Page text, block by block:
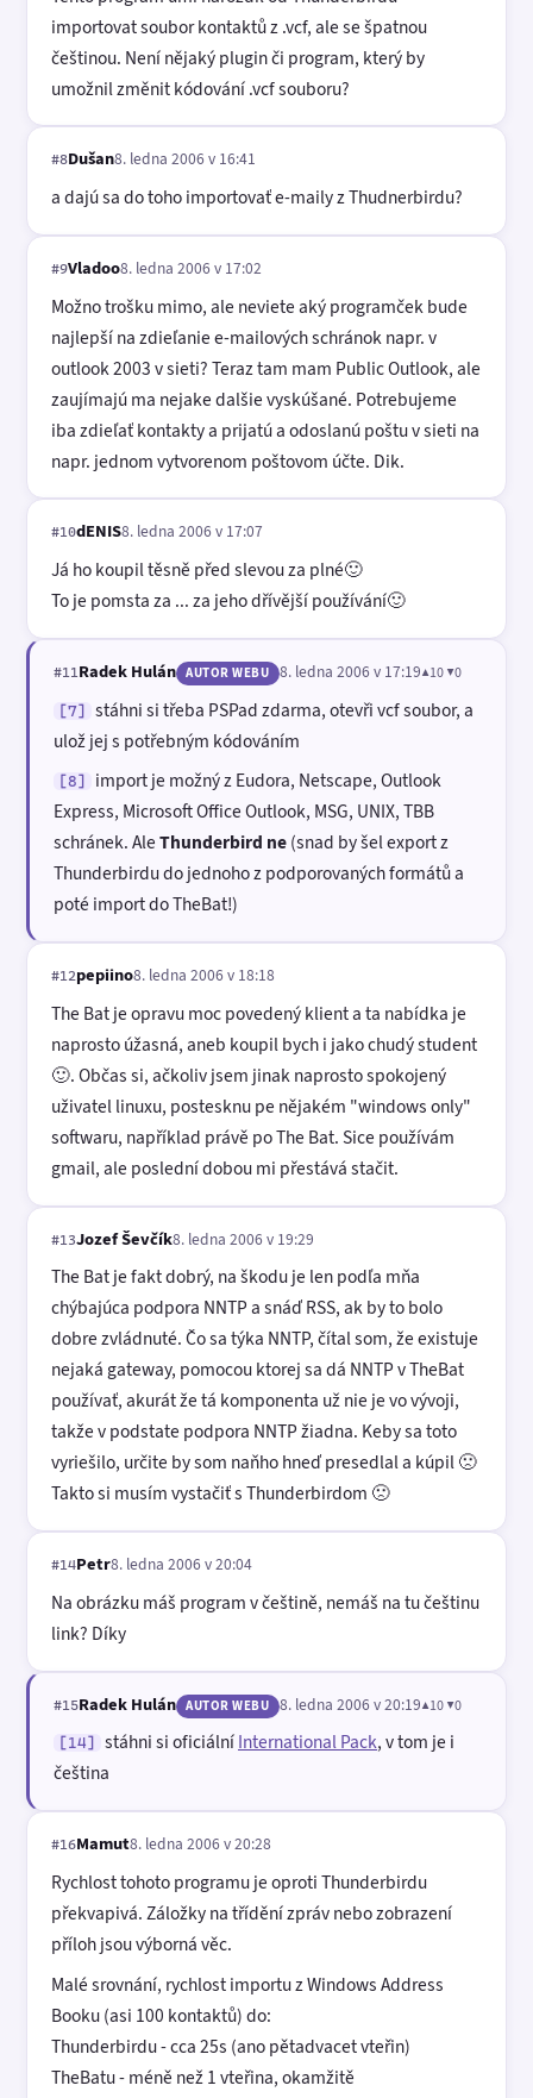
importovat soubor kontaktů z .vcf, ale se špatnou
češtinou. Není nějaký plugin či program, který by
umožnil změnit kódování .vcf souboru?
#8Dušan8. ledna 2006 v 16:41
a dajú sa do toho importovať e-maily z Thudnerbirdu?
#9Vladoo8. ledna 2006 v 17:02
Možno trošku mimo, ale neviete aký programček bude
najlepší na zdieľanie e-mailových schránok napr. v
outlook 2003 v sieti? Teraz tam mam Public Outlook, ale
zaujímajú ma nejake dalšie vyskúšané. Potrebujeme
iba zdieľať kontakty a prijatú a odoslanú poštu v sieti na
napr. jednom vytvorenom poštovom účte. Dik.
#10dENIS8. ledna 2006 v 17:07
Já ho koupil těsně před slevou za plné🙂
To je pomsta za ... za jeho dřívější používání🙂
#11Radek Hulán AUTOR WEBU 8. ledna 2006 v 17:19▲10 ▼0
[7]
stáhni si třeba PSPad zdarma, otevři vcf soubor, a
ulož jej s potřebným kódováním
[8]
import je možný z Eudora, Netscape, Outlook
Express, Microsoft Office Outlook, MSG, UNIX, TBB
schránek. AleThunderbird ne(snad by šel export z
Thunderbirdu do jednoho z podporovaných formátů a
poté import do TheBat!)
#12pepiino8. ledna 2006 v 18:18
The Bat je opravu moc povedený klient a ta nabídka je
naprosto úžasná, aneb koupil bych i jako chudý student
🙂. Občas si, ačkoliv jsem jinak naprosto spokojený
uživatel linuxu, postesknu pe nějakém "windows only"
softwaru, například právě po The Bat. Sice používám
gmail, ale poslední dobou mi přestává stačit.
#13Jozef Ševčík8. ledna 2006 v 19:29
The Bat je fakt dobrý, na škodu je len podľa mňa
chýbajúca podpora NNTP a snáď RSS, ak by to bolo
dobre zvládnuté. Čo sa týka NNTP, čítal som, že existuje
nejaká gateway, pomocou ktorej sa dá NNTP v TheBat
používať, akurát že tá komponenta už nie je vo vývoji,
takže v podstate podpora NNTP žiadna. Keby sa toto
vyriešilo, určite by som naňho hneď presedlal a kúpil 🙁
Takto si musím vystačiť s Thunderbirdom 🙁
#14Petr8. ledna 2006 v 20:04
Na obrázku máš program v češtině, nemáš na tu češtinu
link? Díky
#15Radek Hulán AUTOR WEBU 8. ledna 2006 v 20:19▲10 ▼0
[14] stáhni si oficiálníInternational Pack, v tom je i
čeština
#16Mamut8. ledna 2006 v 20:28
Rychlost tohoto programu je oproti Thunderbirdu
překvapivá. Záložky na třídění zpráv nebo zobrazení
příloh jsou výborná věc.
Malé srovnání, rychlost importu z Windows Address
Booku (asi 100 kontaktů) do:
Thunderbirdu - cca 25s (ano pětadvacet vteřin)
TheBatu - méně než 1 vteřina, okamžitě